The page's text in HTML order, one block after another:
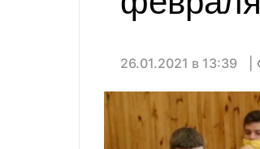
26.01.2021 в 13:39